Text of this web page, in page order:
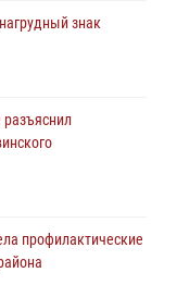
личного
знак
профилактические